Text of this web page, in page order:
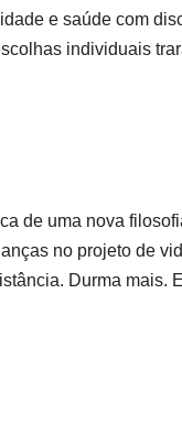
e saúde com
individuais
de uma nova
no projeto de
Durma mais.